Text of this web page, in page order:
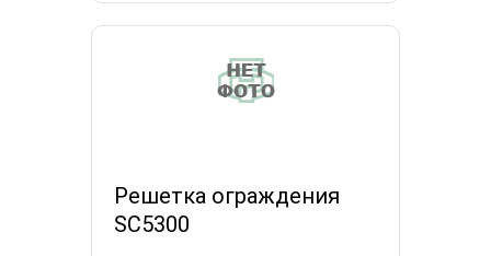
Решетка ограждения
SC5300